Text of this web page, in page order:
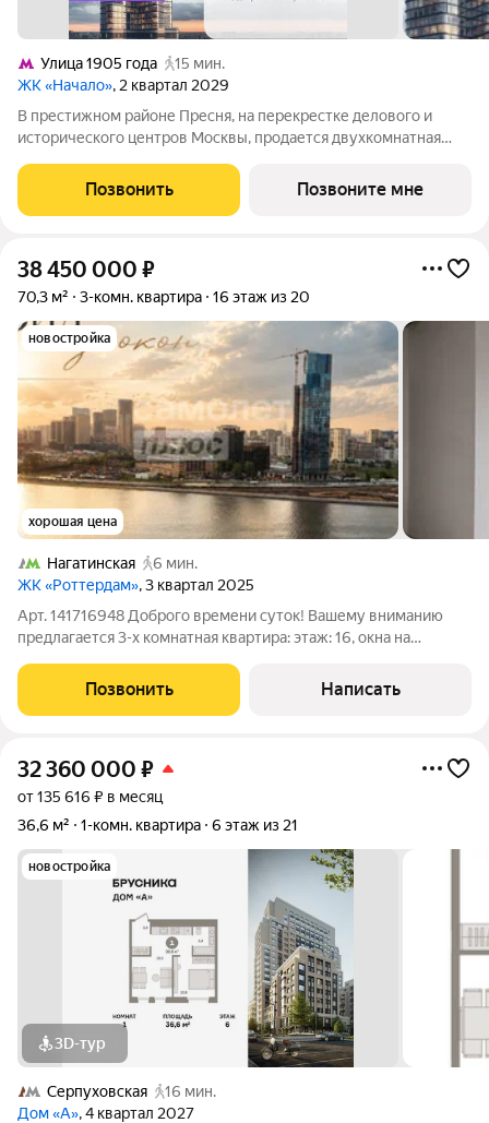
Улица 1905 года
15 мин.
ЖК «Начало», 2 квартал 2029
В престижном районе Пресня, на перекрестке делового и
исторического центров Москвы, продается двухкомнатная
находится на 8 этаже 24-этажного дома, в новом элитном
жилом комплексе «Начало» от
Позвонить Позвоните мне
38 450 000 ₽
70,3 м² 3-комн. квартира 16 этаж из 20
новостройка
хорошая цена
Нагатинская
6 мин.
ЖК «Роттердам», 3 квартал 2025
Арт. 141716948 Доброго времени суток! Вашему вниманию
предлагается 3-х комнатная квартира: этаж: 16, окна на
box от застройщика изолированная планировка: мастер -
спальня для родителей с
Позвонить Написать
32 360 000 ₽
от 135 616 ₽ в месяц
36,6 м²
1-комн. квартира 6 этаж из 21
новостройка
3D-тур
Серпуховская
16 мин.
Дом «А», 4 квартал 2027